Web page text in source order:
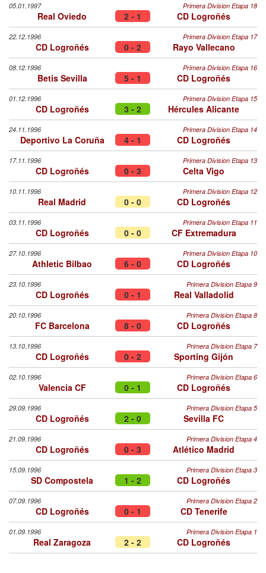
05.01.1997 Primera Division Etapa 18
Real Oviedo 2 - 1 CD Logroñés
22.12.1996 Primera Division Etapa 17
CD Logroñés 0 - 2 Rayo Vallecano
08.12.1996 Primera Division Etapa 16
Betis Sevilla 5 - 1 CD Logroñés
01.12.1996 Primera Division Etapa 15
CD Logroñés 3 - 2 Hércules Alicante
24.11.1996 Primera Division Etapa 14
Deportivo La Coruña 4 - 1 CD Logroñés
17.11.1996 Primera Division Etapa 13
CD Logroñés 0 - 3 Celta Vigo
10.11.1996 Primera Division Etapa 12
Real Madrid 0 - 0 CD Logroñés
03.11.1996 Primera Division Etapa 11
CD Logroñés 0 - 0 CF Extremadura
27.10.1996 Primera Division Etapa 10
Athletic Bilbao 6 - 0 CD Logroñés
23.10.1996 Primera Division Etapa 9
CD Logroñés 0 - 1 Real Valladolid
20.10.1996 Primera Division Etapa 8
FC Barcelona 8 - 0 CD Logroñés
13.10.1996 Primera Division Etapa 7
CD Logroñés 0 - 2 Sporting Gijón
02.10.1996 Primera Division Etapa 6
Valencia CF 0 - 1 CD Logroñés
29.09.1996 Primera Division Etapa 5
CD Logroñés 2 - 0 Sevilla FC
21.09.1996 Primera Division Etapa 4
CD Logroñés 0 - 3 Atlético Madrid
15.09.1996 Primera Division Etapa 3
SD Compostela 1 - 2 CD Logroñés
07.09.1996 Primera Division Etapa 2
CD Logroñés 0 - 1 CD Tenerife
01.09.1996 Primera Division Etapa 1
Real Zaragoza 2 - 2 CD Logroñés